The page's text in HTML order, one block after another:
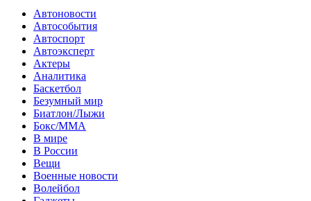
Автоновости
Автособытия
Автоспорт
Автоэксперт
Актеры
Аналитика
Баскетбол
Безумный мир
Биатлон/Лыжи
Бокс/MMA
В мире
В России
Вещи
Военные новости
Волейбол